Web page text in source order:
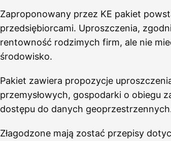
Zaproponowany przez KE pakiet
przedsiębiorcami. Uproszczenia,
rentowność rodzimych firm, ale nie
środowisko.
Pakiet zawiera propozycje
przemysłowych, gospodarki o obiegu
dostępu do danych
Złagodzone mają zostać przepisy